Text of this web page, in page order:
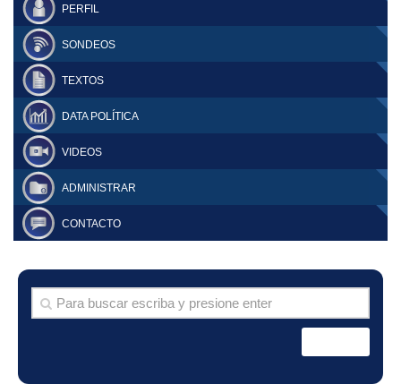
PERFIL
SONDEOS
TEXTOS
DATA POLÍTICA
VIDEOS
ADMINISTRAR
CONTACTO